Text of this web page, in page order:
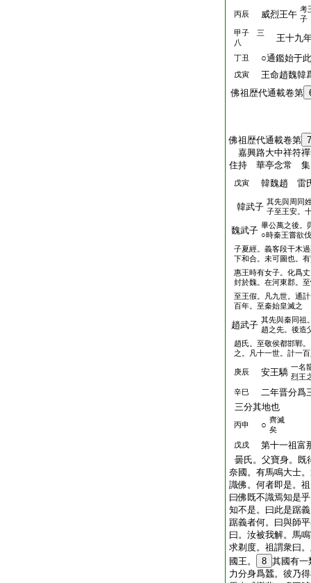
丙辰 威烈王午 考
子
甲子 三
八
王十九
丁丑 ○通鑑始于
戊寅
王命趙魏韓
佛祖歴代通載卷第
佛祖歴代通載卷第 7
嘉興路大中祥符
住持 華亭念常
戊寅 韓魏趙 雷
韓武子 其先與周同
子至王安。
魏武子 畢公萬之後。
○時秦王嘗欲
子夏經。義客段干木
下和合。未可圖也。
惠王時有女子。化爲
封於魏。在河東郡。
至王假。凡九世。通
百年。至秦始皇滅之
趙武子 其先與秦同祖
趙之先。後造
趙氏。至敬侯都邯鄲
之。凡十一世。計一
庚辰 安王驕 一名
烈王
辛巳
二年晋分爲
三分其地也
丙申 ○ 齊滅
矣
戊戌
第十一祖富
曇氏。父寶身。既
奈國。有馬鳴大士
識佛。何者即是。
曰佛既不識焉知是
知不是。曰此是踞
踞義者何。曰與師
曰。汝被我解。馬
求剃度。祖謂衆曰
國王。
8 其國有一
力分身爲蠶。彼乃